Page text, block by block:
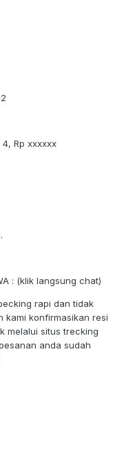
Rp xxxxxx
: (klik langsung chat)
rapi dan tidak
kami konfirmasikan resi
melalui situs trecking
anda sudah